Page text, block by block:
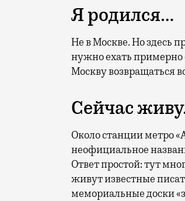
Я родился…
Не в Москве. Но здесь
нужно ехать примерно
Москву возвращаться
Сейчас
Около станции метро
неофициальное
Ответ простой: тут
живут известные
мемориальные доски